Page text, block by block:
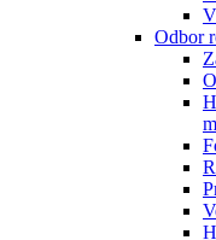
Odbor